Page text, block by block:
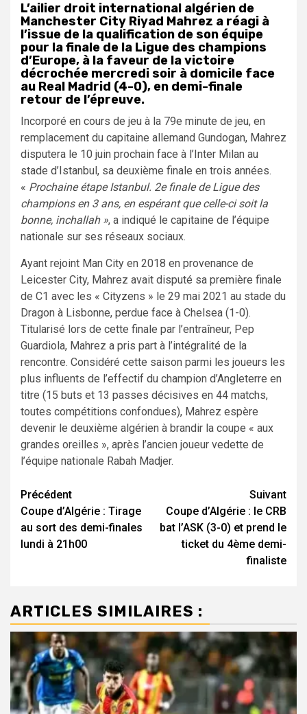
L’ailier droit international algérien de
Manchester City Riyad Mahrez a réagi à
l’issue de la qualification de son équipe
pour la finale de la Ligue des champions
d’Europe, à la faveur de la victoire
décrochée mercredi soir à domicile face
au Real Madrid (4-0), en demi-finale
retour de l’épreuve.
Incorporé en cours de jeu à la 79e minute de jeu, en
remplacement du capitaine allemand Gundogan, Mahrez
disputera le 10 juin prochain face à l’Inter Milan au
stade d’Istanbul, sa deuxième finale en trois années.
« Prochaine étape Istanbul. 2e finale de Ligue des
champions en 3 ans, en espérant que celle-ci soit la
bonne, inchallah », a indiqué le capitaine de l’équipe
nationale sur ses réseaux sociaux.
Ayant rejoint Man City en 2018 en provenance de
Leicester City, Mahrez avait disputé sa première finale
de C1 avec les « Cityzens » le 29 mai 2021 au stade du
Dragon à Lisbonne, perdue face à Chelsea (1-0).
Titularisé lors de cette finale par l’entraîneur, Pep
Guardiola, Mahrez a pris part à l’intégralité de la
rencontre. Considéré cette saison parmi les joueurs les
plus influents de l’effectif du champion d’Angleterre en
titre (15 buts et 13 passes décisives en 44 matchs,
toutes compétitions confondues), Mahrez espère
devenir le deuxième algérien à brandir la coupe « aux
grandes oreilles », après l’ancien joueur vedette de
l’équipe nationale Rabah Madjer.
Navigation
d’article
Précédent
Coupe d’Algérie : Tirage
au sort des demi-finales
lundi à 21h00
Suivant
Coupe d’Algérie : le CRB
bat l’ASK (3-0) et prend le
ticket du 4ème demi-
finaliste
ARTICLES SIMILAIRES :